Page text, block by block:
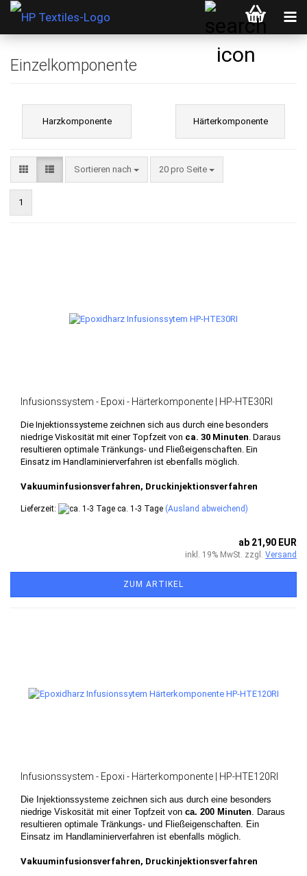
Einzelkomponente
Harzkomponente Härterkomponente
Sortieren nach
Sortieren nach 20 pro Seite
pro Seite
1
Infusionssystem - Epoxi - Härterkomponente | HP-HTE30RI
Die Injektionssysteme zeichnen sich aus durch eine besonders
niedrige Viskosität mit einer Topfzeit von ca. 30 Minuten. Daraus
resultieren optimale Tränkungs- und Fließeigenschaften. Ein
Einsatz im Handlaminierverfahren ist ebenfalls möglich.
Vakuuminfusionsverfahren, Druckinjektionsverfahren
Lieferzeit: ca. 1-3 Tage (Ausland abweichend)
ab 21,90 EUR
inkl. 19% MwSt. zzgl. Versand
ZUM ARTIKEL
Infusionssystem - Epoxi - Härterkomponente | HP-HTE120RI
Die Injektionssysteme zeichnen sich aus durch eine besonders
niedrige Viskosität mit einer Topfzeit von ca. 200 Minuten. Daraus
resultieren optimale Tränkungs- und Fließeigenschaften. Ein
Einsatz im Handlaminierverfahren ist ebenfalls möglich.
Vakuuminfusionsverfahren, Druckinjektionsverfahren